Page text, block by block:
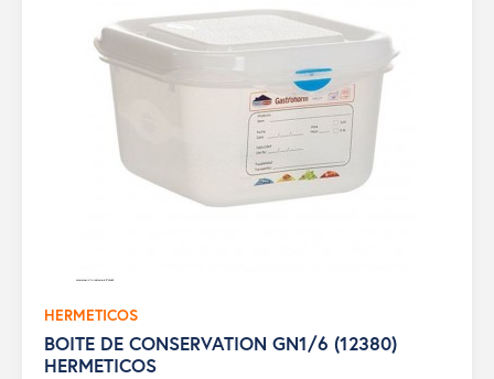
HERMETICOS
BOITE DE CONSERVATION GN1/6 (12380)
HERMETICOS